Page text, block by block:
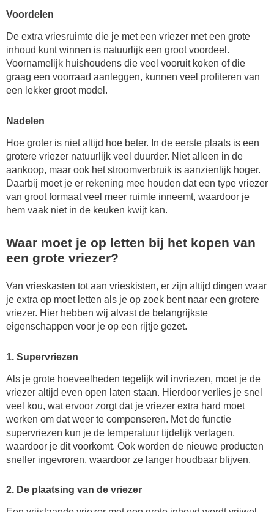
Voordelen
De extra vriesruimte die je met een vriezer met een grote
inhoud kunt winnen is natuurlijk een groot voordeel.
Voornamelijk huishoudens die veel vooruit koken of die
graag een voorraad aanleggen, kunnen veel profiteren van
een lekker groot model.
Nadelen
Hoe groter is niet altijd hoe beter. In de eerste plaats is een
grotere vriezer natuurlijk veel duurder. Niet alleen in de
aankoop, maar ook het stroomverbruik is aanzienlijk hoger.
Daarbij moet je er rekening mee houden dat een type vriezer
van groot formaat veel meer ruimte inneemt, waardoor je
hem vaak niet in de keuken kwijt kan.
Waar moet je op letten bij het kopen van
een grote vriezer?
Van vrieskasten tot aan vrieskisten, er zijn altijd dingen waar
je extra op moet letten als je op zoek bent naar een grotere
vriezer. Hier hebben wij alvast de belangrijkste
eigenschappen voor je op een rijtje gezet.
1. Supervriezen
Als je grote hoeveelheden tegelijk wil invriezen, moet je de
vriezer altijd even open laten staan. Hierdoor verlies je snel
veel kou, wat ervoor zorgt dat je vriezer extra hard moet
werken om dat weer te compenseren. Met de functie
supervriezen kun je de temperatuur tijdelijk verlagen,
waardoor je dit voorkomt. Ook worden de nieuwe producten
sneller ingevroren, waardoor ze langer houdbaar blijven.
2. De plaatsing van de vriezer